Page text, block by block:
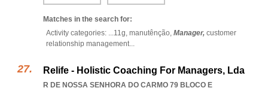
Matches in the search for:
Activity categories: ...11g, manutênção, Manager, customer
relationship management...
Relife - Holistic Coaching For Managers, Lda
R DE NOSSA SENHORA DO CARMO 79 BLOCO E